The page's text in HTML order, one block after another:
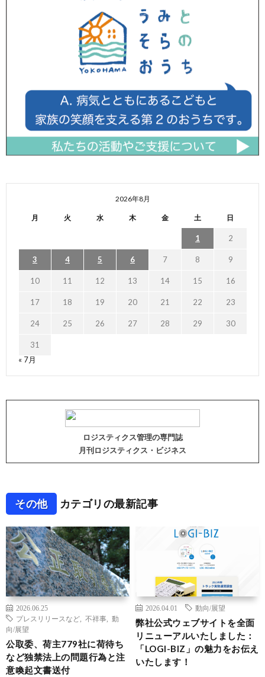
2026年8月
月 火 水 木 金 土 日
1 2
3 4 5 6 7 8 9
10 11 12 13 14 15 16
17 18 19 20 21 22 23
24 25 26 27 28 29 30
31
« 7月
ロジスティクス管理の専門誌
月刊ロジスティクス・ビジネス
その他 カテゴリの最新記事
2026.06.25
プレスリリースなど
不祥事
動
向/展望
公取委、荷主779社に荷待ち
など独禁法上の問題行為と注
意喚起文書送付
2026.04.01 動向/展望
弊社公式ウェブサイトを全面
リニューアルいたしました：
「LOGI-BIZ」の魅力をお伝え
いたします！